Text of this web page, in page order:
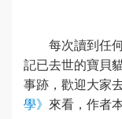
每次讀到任
記已去世的寶貝
事跡，歡迎大家
學》 來看，作者